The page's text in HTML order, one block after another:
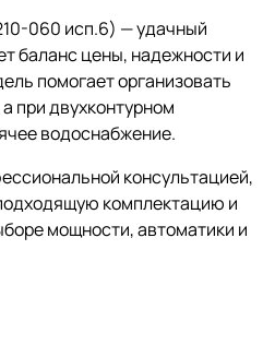
060 исп.6) — удачный
баланс цены, надежности и
помогает организовать
при двухконтурном
водоснабжение.
консультацией,
комплектацию и
мощности, автоматики и